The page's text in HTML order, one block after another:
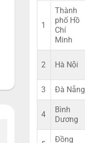
1
Thành
phố Hồ
Chí
Minh
2 Hà Nội
3 Đà Nẵng
4
Bình
Dương
Đồng